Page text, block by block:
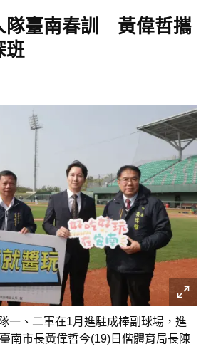
隊臺南春訓 黃偉哲攜
班
一、二軍在1月進駐成棒副球場，進
南市長黃偉哲今(19)日偕體育局長陳